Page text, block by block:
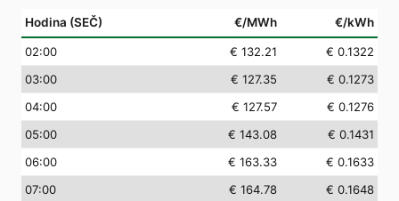
Hodina (SEČ) €/MWh €/kWh
02:00 € 132.21
€ 0.1322
03:00 € 127.35
€ 0.1273
04:00 € 127.57
€ 0.1276
05:00 € 143.08
€ 0.1431
06:00 € 163.33
€ 0.1633
07:00 € 164.78
€ 0.1648